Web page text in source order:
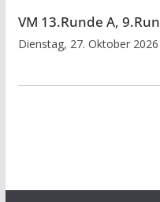
VM 13.Runde A,
Dienstag, 27. Oktober 2026